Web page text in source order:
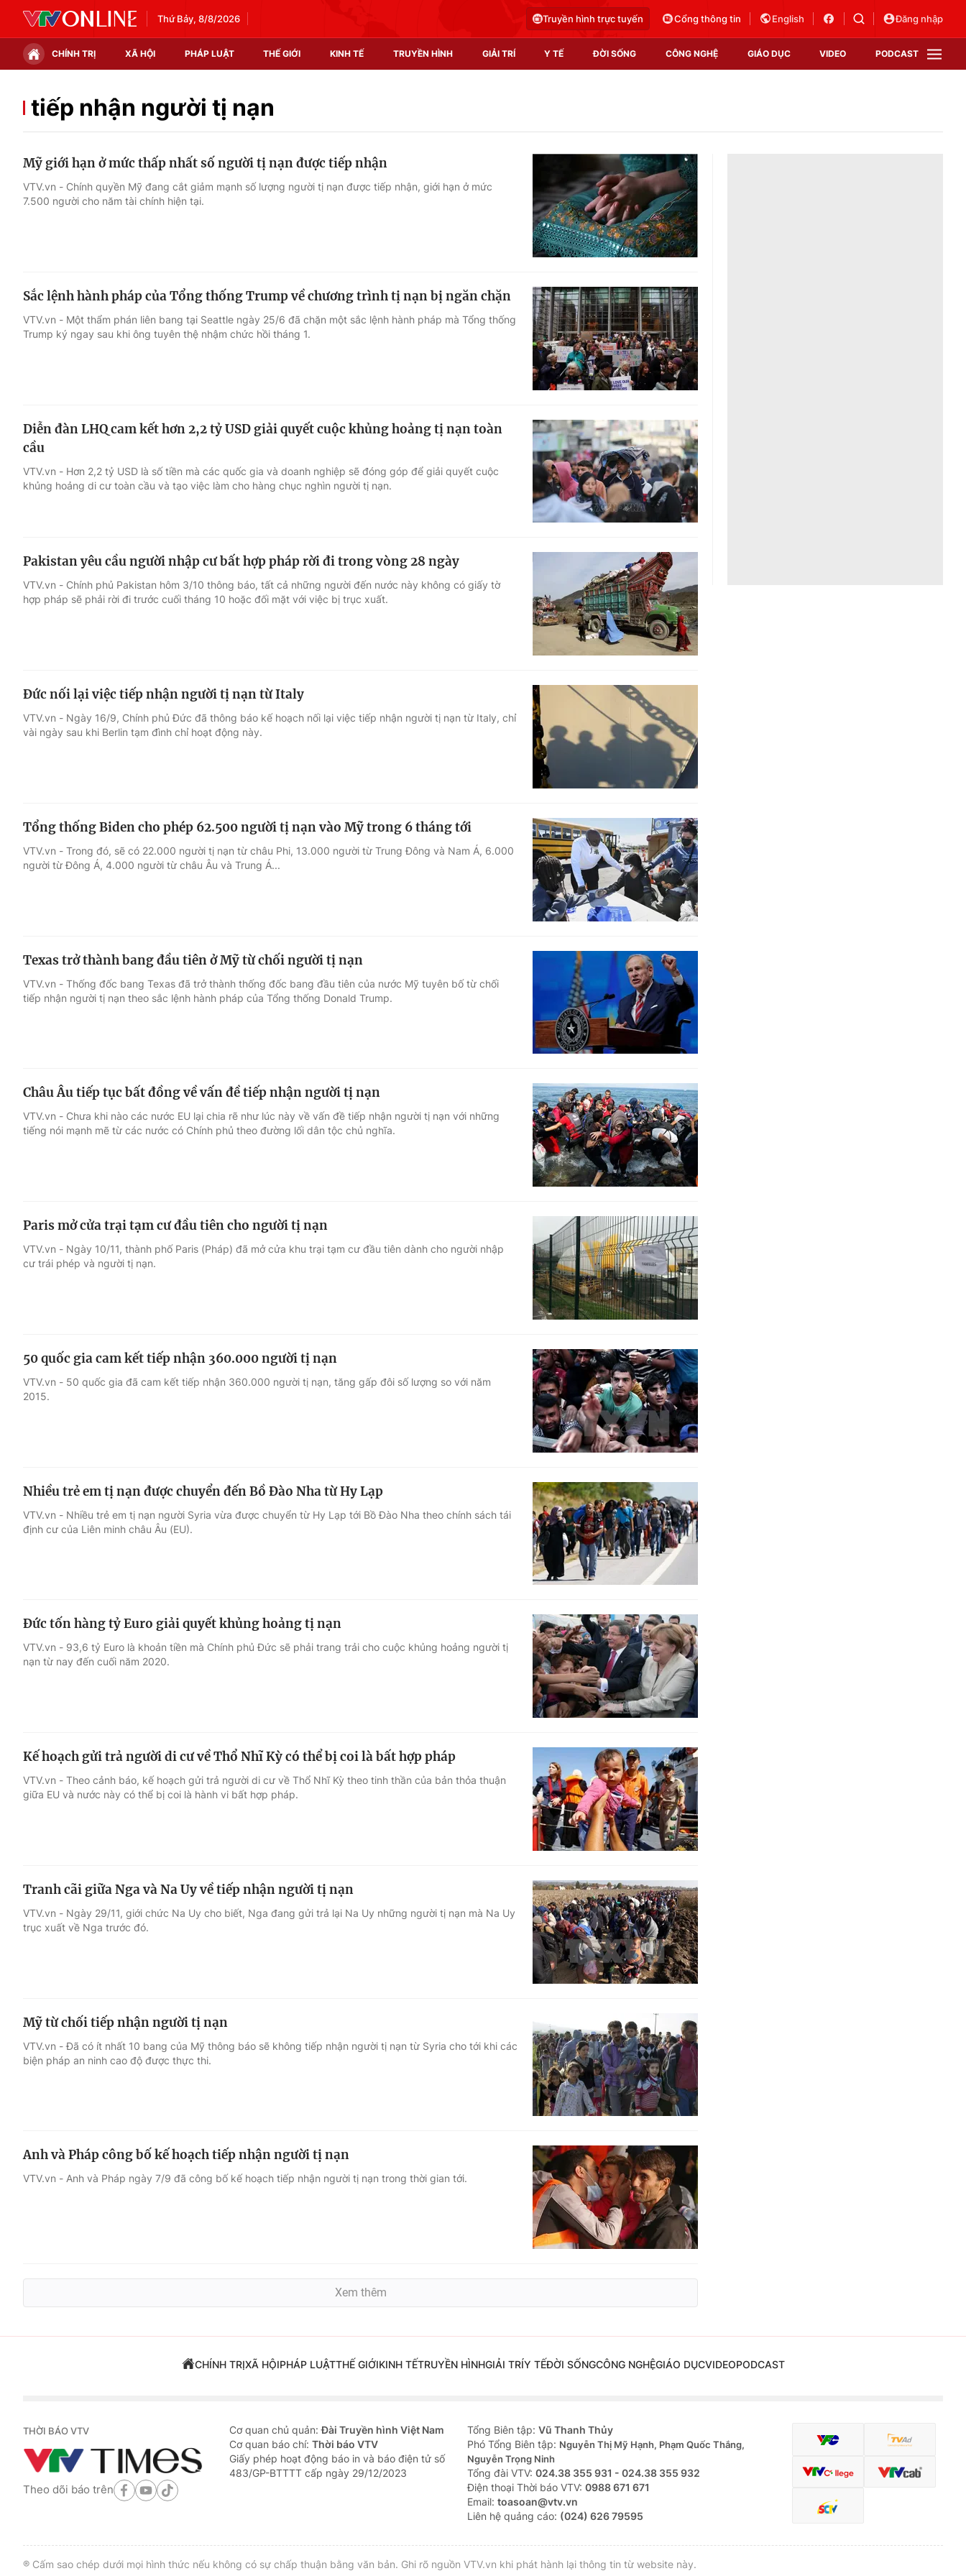
Thứ Bảy, 8/8/2026 Truyền hình trực tuyến Cổng thông tin English Đăng nhập
CHÍNH TRỊ XÃ HỘI PHÁP LUẬT THẾ GIỚI KINH TẾ TRUYỀN HÌNH GIẢI TRÍ Y TẾ ĐỜI SỐNG CÔNG NGHỆ GIÁO DỤC VIDEO PODCAST
Chính trị Xã hội
Thế giới đó đây
Thị trường
Video
Shorts video
Podcast
EMagazine
Photo
Infographic
Góc ảnh
Điện ảnh
Âm nhạc
Sao
Du lịch
Chất lượng cuộc sống
Tuyển sinh
Công nghệ
Hitech Công nghệ tương lai
Sản phẩm
Thị trường
Tư vấn
VTV Sức khoẻ
tiếp nhận người tị nạn
Mỹ giới hạn ở mức thấp nhất số người tị nạn được tiếp nhận
VTV.vn - Chính quyền Mỹ đang cắt giảm mạnh số lượng người tị nạn được tiếp nhận, giới hạn ở mức
7.500 người cho năm tài chính hiện tại.
Sắc lệnh hành pháp của Tổng thống Trump về chương trình tị nạn bị ngăn chặn
VTV.vn - Một thẩm phán liên bang tại Seattle ngày 25/6 đã chặn một sắc lệnh hành pháp mà Tổng thống
Trump ký ngay sau khi ông tuyên thệ nhậm chức hồi tháng 1.
Diễn đàn LHQ cam kết hơn 2,2 tỷ USD giải quyết cuộc khủng hoảng tị nạn toàn
cầu
VTV.vn - Hơn 2,2 tỷ USD là số tiền mà các quốc gia và doanh nghiệp sẽ đóng góp để giải quyết cuộc
khủng hoảng di cư toàn cầu và tạo việc làm cho hàng chục nghìn người tị nạn.
Pakistan yêu cầu người nhập cư bất hợp pháp rời đi trong vòng 28 ngày
VTV.vn - Chính phủ Pakistan hôm 3/10 thông báo, tất cả những người đến nước này không có giấy tờ
hợp pháp sẽ phải rời đi trước cuối tháng 10 hoặc đối mặt với việc bị trục xuất.
Đức nối lại việc tiếp nhận người tị nạn từ Italy
VTV.vn - Ngày 16/9, Chính phủ Đức đã thông báo kế hoạch nối lại việc tiếp nhận người tị nạn từ Italy, chỉ
vài ngày sau khi Berlin tạm đình chỉ hoạt động này.
Tổng thống Biden cho phép 62.500 người tị nạn vào Mỹ trong 6 tháng tới
VTV.vn - Trong đó, sẽ có 22.000 người tị nạn từ châu Phi, 13.000 người từ Trung Đông và Nam Á, 6.000
người từ Đông Á, 4.000 người từ châu Âu và Trung Á...
Texas trở thành bang đầu tiên ở Mỹ từ chối người tị nạn
VTV.vn - Thống đốc bang Texas đã trở thành thống đốc bang đầu tiên của nước Mỹ tuyên bố từ chối
tiếp nhận người tị nạn theo sắc lệnh hành pháp của Tổng thống Donald Trump.
Châu Âu tiếp tục bất đồng về vấn đề tiếp nhận người tị nạn
VTV.vn - Chưa khi nào các nước EU lại chia rẽ như lúc này về vấn đề tiếp nhận người tị nạn với những
tiếng nói mạnh mẽ từ các nước có Chính phủ theo đường lối dân tộc chủ nghĩa.
Paris mở cửa trại tạm cư đầu tiên cho người tị nạn
VTV.vn - Ngày 10/11, thành phố Paris (Pháp) đã mở cửa khu trại tạm cư đầu tiên dành cho người nhập
cư trái phép và người tị nạn.
50 quốc gia cam kết tiếp nhận 360.000 người tị nạn
VTV.vn - 50 quốc gia đã cam kết tiếp nhận 360.000 người tị nạn, tăng gấp đôi số lượng so với năm
2015.
Nhiều trẻ em tị nạn được chuyển đến Bồ Đào Nha từ Hy Lạp
VTV.vn - Nhiều trẻ em tị nạn người Syria vừa được chuyển từ Hy Lạp tới Bồ Đào Nha theo chính sách tái
định cư của Liên minh châu Âu (EU).
Đức tốn hàng tỷ Euro giải quyết khủng hoảng tị nạn
VTV.vn - 93,6 tỷ Euro là khoản tiền mà Chính phủ Đức sẽ phải trang trải cho cuộc khủng hoảng người tị
nạn từ nay đến cuối năm 2020.
Kế hoạch gửi trả người di cư về Thổ Nhĩ Kỳ có thể bị coi là bất hợp pháp
VTV.vn - Theo cảnh báo, kế hoạch gửi trả người di cư về Thổ Nhĩ Kỳ theo tinh thần của bản thỏa thuận
giữa EU và nước này có thể bị coi là hành vi bất hợp pháp.
Tranh cãi giữa Nga và Na Uy về tiếp nhận người tị nạn
VTV.vn - Ngày 29/11, giới chức Na Uy cho biết, Nga đang gửi trả lại Na Uy những người tị nạn mà Na Uy
trục xuất về Nga trước đó.
Mỹ từ chối tiếp nhận người tị nạn
VTV.vn - Đã có ít nhất 10 bang của Mỹ thông báo sẽ không tiếp nhận người tị nạn từ Syria cho tới khi các
biện pháp an ninh cao độ được thực thi.
Anh và Pháp công bố kế hoạch tiếp nhận người tị nạn
VTV.vn - Anh và Pháp ngày 7/9 đã công bố kế hoạch tiếp nhận người tị nạn trong thời gian tới.
Xem thêm
CHÍNH TRỊXÃ HỘIPHÁP LUẬTTHẾ GIỚIKINH TẾTRUYỀN HÌNHGIẢI TRÍY TẾĐỜI SỐNGCÔNG NGHỆGIÁO DỤCVIDEOPODCAST
THỜI BÁO VTV
Theo dõi báo trên
Cơ quan chủ quản:Đài Truyền hình Việt Nam
Cơ quan báo chí: Thời báo VTV
Giấy phép hoạt động báo in và báo điện tử số
483/GP-BTTTT cấp ngày 29/12/2023
Tổng Biên tập: Vũ Thanh Thủy
Phó Tổng Biên tập: Nguyễn Thị Mỹ Hạnh, Phạm Quốc Thắng,
Nguyễn Trọng Ninh
Tổng đài VTV: 024.38 355 931 - 024.38 355 932
Ðiện thoại Thời báo VTV: 0988 671 671
Email: toasoan@vtv.vn
Liên hệ quảng cáo: (024) 626 79595
® Cấm sao chép dưới mọi hình thức nếu không có sự chấp thuận bằng văn bản. Ghi rõ nguồn VTV.vn khi phát hành lại thông tin từ website này.